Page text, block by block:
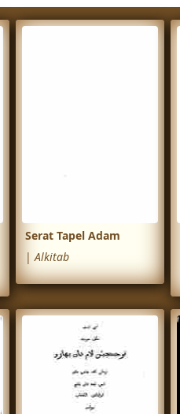
Serat Tapel Adam
|Alkitab